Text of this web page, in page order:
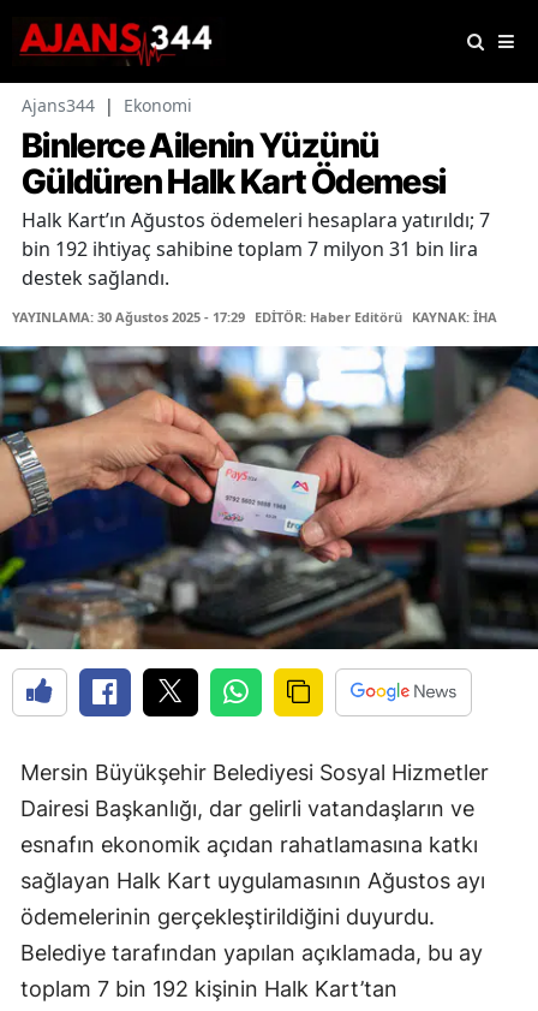
Ajans344 | Ekonomi
Binlerce Ailenin Yüzünü
Güldüren Halk Kart Ödemesi
Halk Kart’ın Ağustos ödemeleri hesaplara yatırıldı; 7
bin 192 ihtiyaç sahibine toplam 7 milyon 31 bin lira
destek sağlandı.
YAYINLAMA: 30 Ağustos 2025 - 17:29 EDİTÖR: Haber Editörü KAYNAK: İHA
Mersin Büyükşehir Belediyesi Sosyal Hizmetler
Dairesi Başkanlığı, dar gelirli vatandaşların ve
esnafın ekonomik açıdan rahatlamasına katkı
sağlayan Halk Kart uygulamasının Ağustos ayı
ödemelerinin gerçekleştirildiğini duyurdu.
Belediye tarafından yapılan açıklamada, bu ay
toplam 7 bin 192 kişinin Halk Kart’tan